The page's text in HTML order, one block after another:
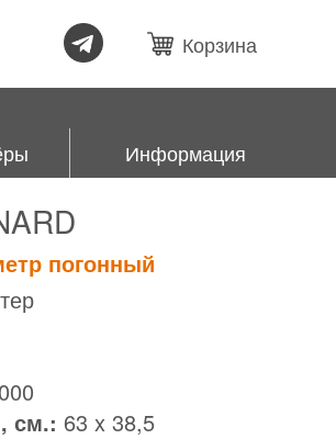
Корзина
Информация
у.е..
погонный
см.: 63 x 38,5